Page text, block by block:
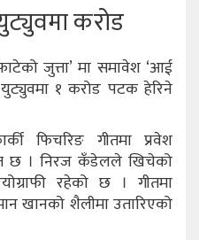
करोड
जुत्ता’ मा समावेश ‘आई
१ करोड पटक हेरिने
फिचरिङ गीतमा प्रवेश
छ । निरज कँडेलले खिचेको
रहेको छ । गीतमा
खानको शैलीमा उतारिएको